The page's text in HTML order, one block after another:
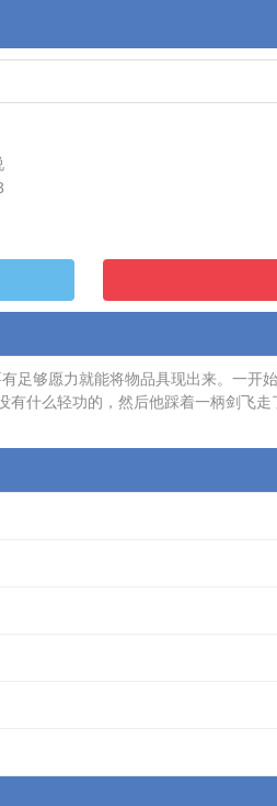
足够愿力就能将物品具现出来。一
什么轻功的，然后他踩着一柄剑飞走